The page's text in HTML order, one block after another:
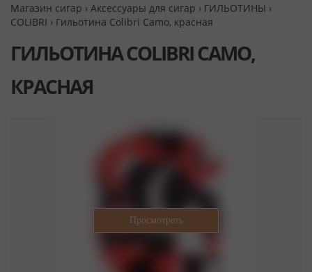
Магазин сигар › Аксессуары для сигар › ГИЛЬОТИНЫ ›
COLIBRI › Гильотина Colibri Camo, красная
ГИЛЬОТИНА COLIBRI CAMO,
КРАСНАЯ